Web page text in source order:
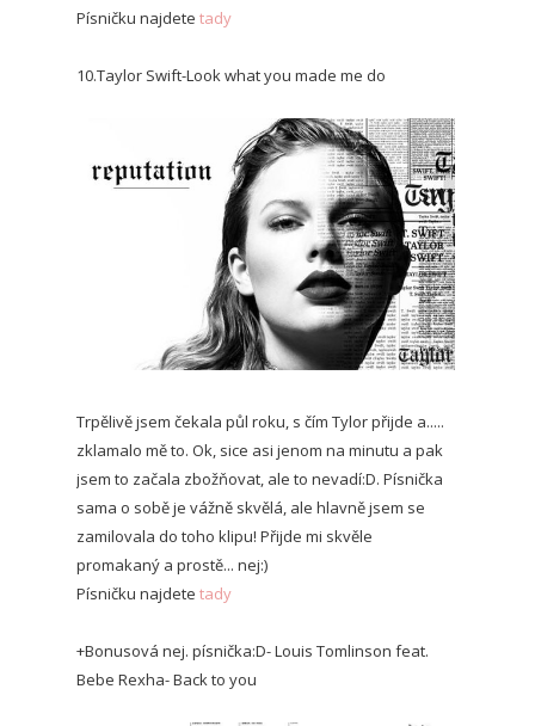
Písničku najdete tady
10.Taylor Swift-Look what you made me do
Trpělivě jsem čekala půl roku, s čím Tylor přijde a.....
zklamalo mě to. Ok, sice asi jenom na minutu a pak
jsem to začala zbožňovat, ale to nevadí:D. Písnička
sama o sobě je vážně skvělá, ale hlavně jsem se
zamilovala do toho klipu! Přijde mi skvěle
promakaný a prostě... nej:)
Písničku najdete tady
+Bonusová nej. písnička:D- Louis Tomlinson feat.
Bebe Rexha- Back to you